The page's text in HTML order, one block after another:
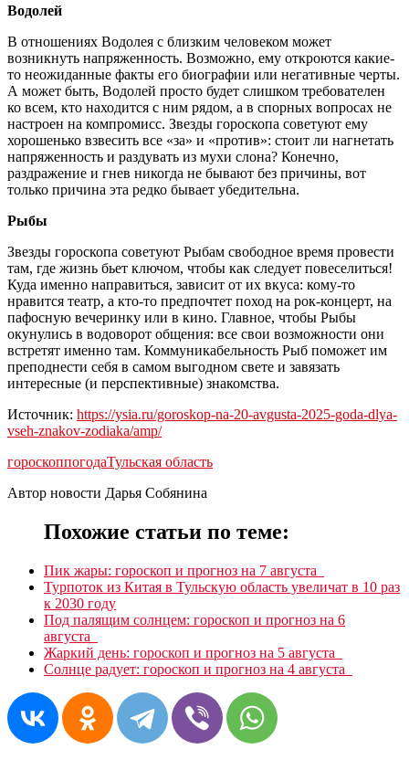
Водолей
В отношениях Водолея с близким человеком может
возникнуть напряженность. Возможно, ему откроются какие-
то неожиданные факты его биографии или негативные черты.
А может быть, Водолей просто будет слишком требователен
ко всем, кто находится с ним рядом, а в спорных вопросах не
настроен на компромисс. Звезды гороскопа советуют ему
хорошенько взвесить все «за» и «против»: стоит ли нагнетать
напряженность и раздувать из мухи слона? Конечно,
раздражение и гнев никогда не бывают без причины, вот
только причина эта редко бывает убедительна.
Рыбы
Звезды гороскопа советуют Рыбам свободное время провести
там, где жизнь бьет ключом, чтобы как следует повеселиться!
Куда именно направиться, зависит от их вкуса: кому-то
нравится театр, а кто-то предпочтет поход на рок-концерт, на
пафосную вечеринку или в кино. Главное, чтобы Рыбы
окунулись в водоворот общения: все свои возможности они
встретят именно там. Коммуникабельность Рыб поможет им
преподнести себя в самом выгодном свете и завязать
интересные (и перспективные) знакомства.
Источник: https://ysia.ru/goroskop-na-20-avgusta-2025-goda-dlya-
vseh-znakov-zodiaka/amp/
гороскоппогодаТульская область
Автор новости Дарья Собянина
Похожие статьи по теме:
Пик жары: гороскоп и прогноз на 7 августа
Турпоток из Китая в Тульскую область увеличат в 10 раз
к 2030 году
Под палящим солнцем: гороскоп и прогноз на 6
августа
Жаркий день: гороскоп и прогноз на 5 августа
Солнце радует: гороскоп и прогноз на 4 августа